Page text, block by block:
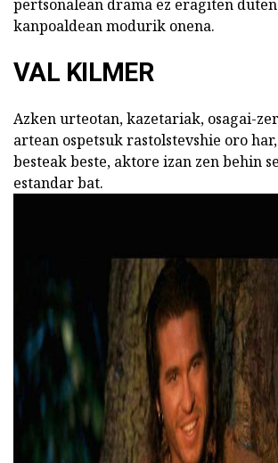
pertsonalean drama ez eragiten
kanpoaldean modurik onena.
VAL KILMER
Azken urteotan, kazetariak, osagai-
artean ospetsuk rastolstevshie oro
besteak beste, aktore izan zen behin
estandar bat.